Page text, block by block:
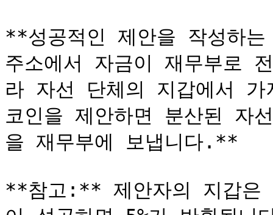
**성공적인 제안을 작성하
주소에서 자금이 재무부로
라 자선 단체의 지갑에서
코인을 제안하면 분산된
을 재무부에 보냅니다.**
**참고:** 제안자의 지갑은